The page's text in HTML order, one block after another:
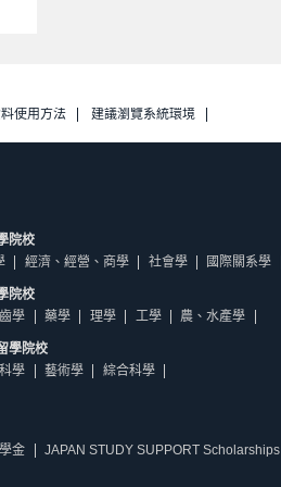
使用方法 建議瀏覽系統環境
院校
經濟、經營、商學 社會學 國際關系學
院校
學
藥學 理學 工學 農、水產學
學院校
學
藝術學 綜合科學
金 JAPAN STUDY SUPPORT Scholarships